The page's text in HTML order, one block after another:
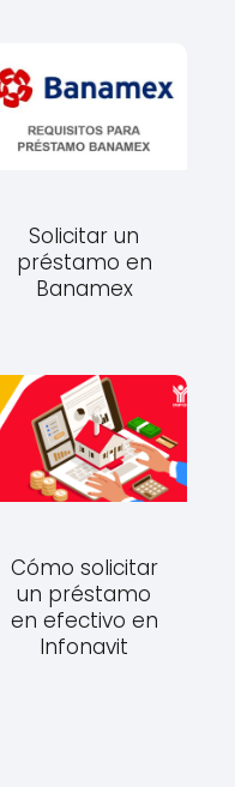
Solicitar un
préstamo en
Banamex
Cómo solicitar
un préstamo
en efectivo en
Infonavit